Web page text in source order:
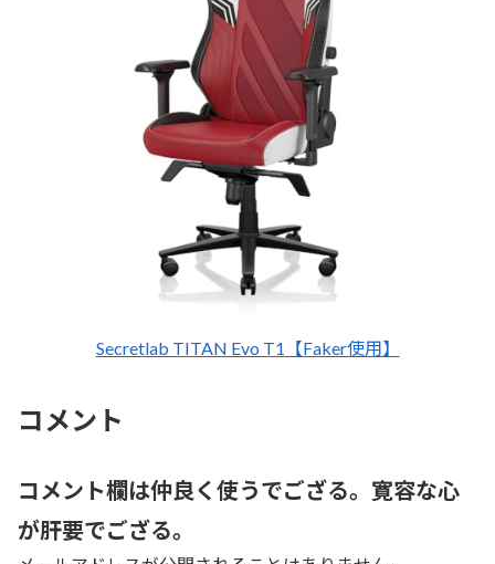
Secretlab TITAN Evo T1【Faker使用】
コメント
コメント欄は仲良く使うでござる。寛容な心
が肝要でござる。